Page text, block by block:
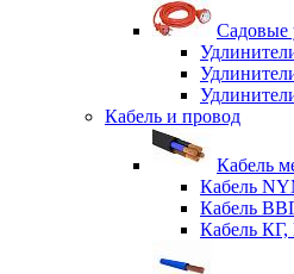
Садовые
Кабель и провод
Кабель
Кабель
Кабель
Кабель